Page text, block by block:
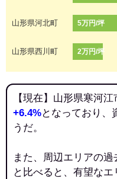
山形県河北町 5万円/坪
山形県西川町 2万円/坪
【現在】山形県寒河
+6.4%となっており、
うだ。
また、周辺エリアの
と比べると、有望なエ